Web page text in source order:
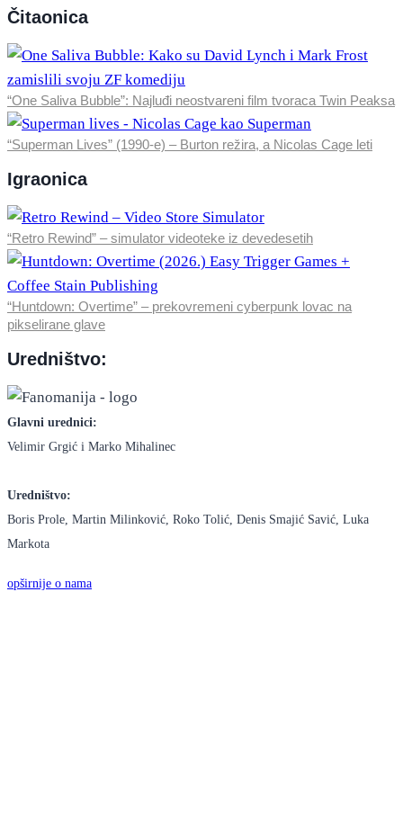
Čitaonica
“One Saliva Bubble”: Najluđi neostvareni film tvoraca Twin Peaksa
“Superman Lives” (1990-e) – Burton režira, a Nicolas Cage leti
Igraonica
“Retro Rewind” – simulator videoteke iz devedesetih
“Huntdown: Overtime” – prekovremeni cyberpunk lovac na
pikselirane glave
Uredništvo:
Glavni urednici:
Velimir Grgić i Marko Mihalinec
Uredništvo:
Boris Prole, Martin Milinković, Roko Tolić, Denis Smajić Savić, Luka
Markota
opširnije o nama